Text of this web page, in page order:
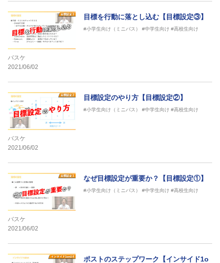
バスケ
2021/06/02
目標を行動に落とし込む【目標設定③】
#小学生向け（ミニバス） #中学生向け #高校生向け
バスケ
2021/06/02
目標設定のやり方【目標設定②】
#小学生向け（ミニバス） #中学生向け #高校生向け
バスケ
2021/06/02
なぜ目標設定が重要か？【目標設定①】
#小学生向け（ミニバス） #中学生向け #高校生向け
ポストのステップワーク【インサイド1o